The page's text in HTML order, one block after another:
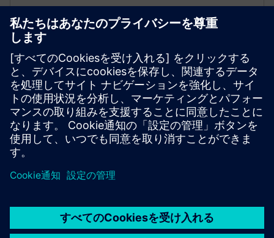
ラーニング・メンバーシップ |
SITRAIN access
デジタル時代の学習へようこそ!